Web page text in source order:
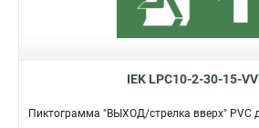
IEK LPC10-2-30-15-
Пиктограмма "ВЫХОД/стрелка вверх" PVC